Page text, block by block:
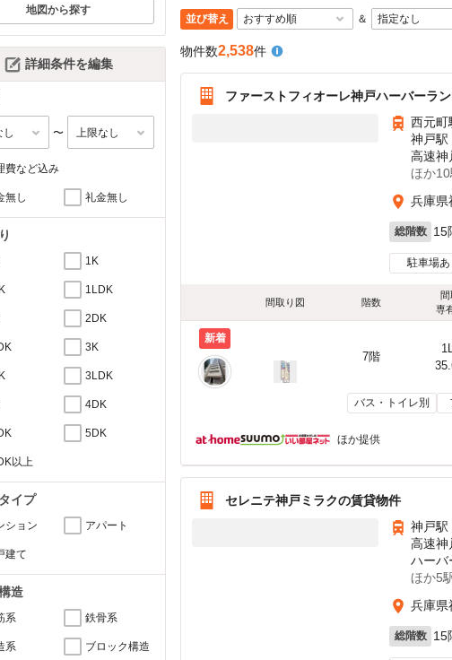
地図から探す
詳細条件を編集
〜
費など込み
無し 礼金無し
1K
1LDK
2DK
3K
3LDK
4DK
5DK
以上
イプ
ション アパート
建て
造
系 鉄骨系
系 ブロック構造
並び替え ＆
物件数2,538件
ファーストフィオーレ神戸ハーバーラ
西元町
神戸駅
高速神
ほか10
兵庫県
総階数 15
駐車場あ
間取り図 階数
間
専
新着
7階
バス・トイレ別
ほか提供
セレニテ神戸ミラクの賃貸物件
神戸駅
高速神
ハーバ
ほか5
兵庫県
総階数 15